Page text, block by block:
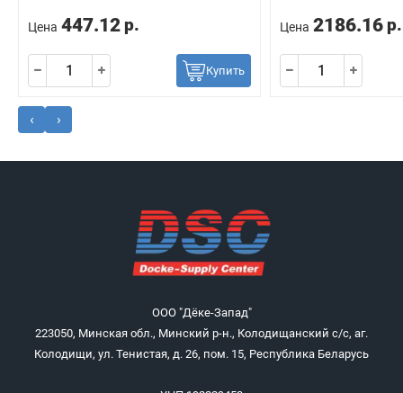
Цена 447.12 р.
Купить
Цена 2186.16 р.
‹ ›
ООО "Дёке-Запад"
223050, Минская обл., Минский р-н., Колодищанский с/с, аг.
Колодищи, ул. Тенистая, д. 26, пом. 15, Республика Беларусь